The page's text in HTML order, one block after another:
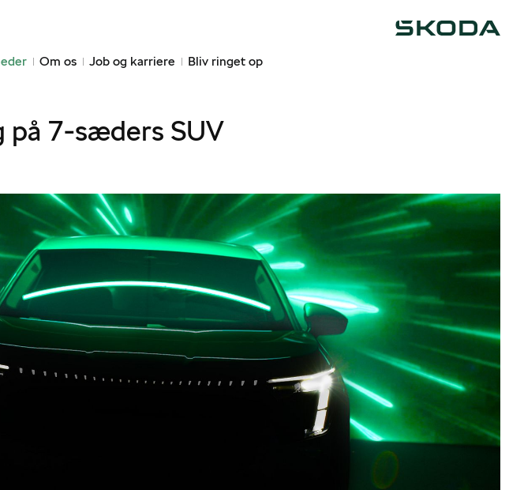
Om os Job og karriere Bliv ringet op
på 7-sæders SUV